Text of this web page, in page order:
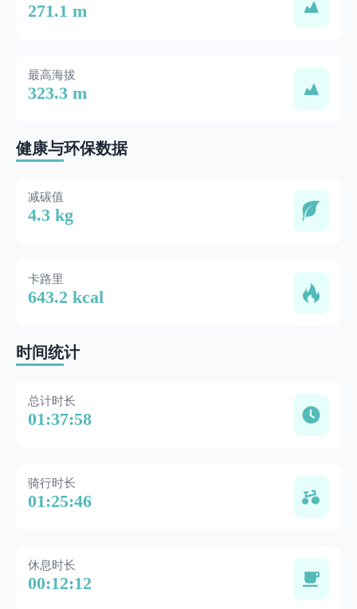
271.1 m
最高海拔
323.3 m
健康与环保数据
减碳值
4.3 kg
卡路里
643.2 kcal
时间统计
总计时长
01:37:58
骑行时长
01:25:46
休息时长
00:12:12